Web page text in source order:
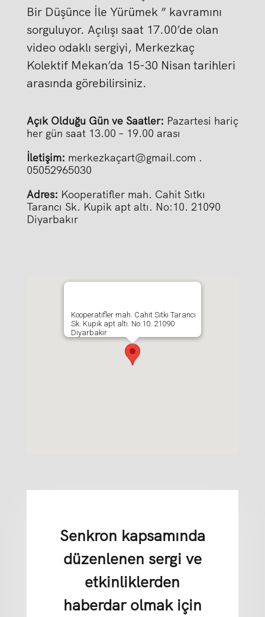
Bir Düşünce İle Yürümek ” kavramını
sorguluyor. Açılışı saat 17.00’de olan
video odaklı sergiyi, Merkezkaç
Kolektif Mekan’da 15-30 Nisan tarihleri
arasında görebilirsiniz.
Açık Olduğu Gün ve Saatler: Pazartesi hariç
her gün saat 13.00 – 19.00 arası
İletişim: merkezkaçart@gmail.com .
05052965030
Adres: Kooperatifler mah. Cahit Sıtkı
Tarancı Sk. Kupik apt altı. No:10. 21090
Diyarbakır
Kooperatifler mah. Cahit Sıtkı Tarancı
Sk. Kupik apt altı. No:10. 21090
Diyarbakır
Senkron kapsamında
düzenlenen sergi ve
etkinliklerden
haberdar olmak için